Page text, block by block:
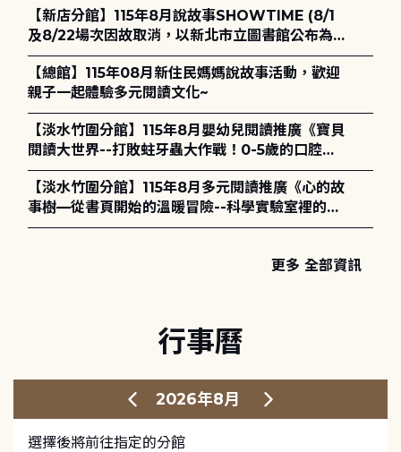
【新店分館】115年8月說故事SHOWTIME (8/1
及8/22場次因故取消，以新北市立圖書館公布為
主)
【總館】115年08月新住民媽媽說故事活動，歡迎
親子一起體驗多元閱讀文化~
【淡水竹圍分館】115年8月嬰幼兒閱讀推廣《寶貝
閱讀大世界--打敗蛀牙蟲大作戰！0-5歲的口腔照
護全攻略》
【淡水竹圍分館】115年8月多元閱讀推廣《心的故
事樹—從書頁開始的溫暖冒險--科學實驗室裡的放
電章魚》
更多 全部資訊
行事曆
2026年8月
選擇後將前往指定的分館